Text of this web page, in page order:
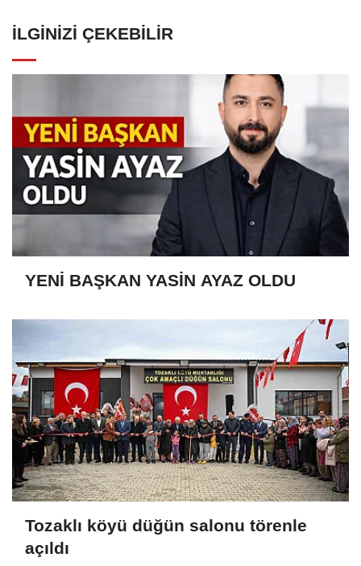
İLGINIZI ÇEKEBILIR
YENİ BAŞKAN YASİN AYAZ OLDU
Tozaklı köyü düğün salonu törenle
açıldı